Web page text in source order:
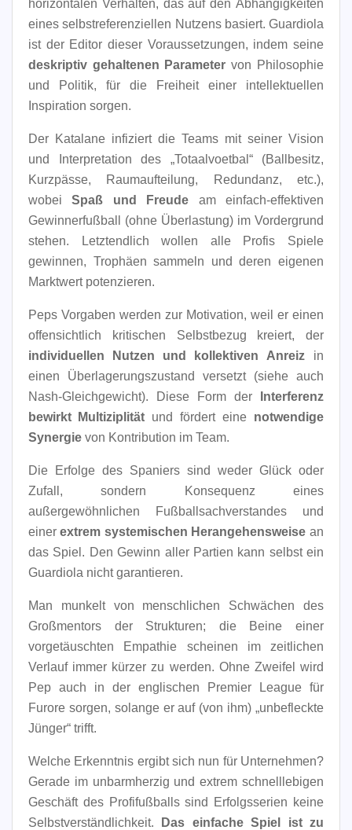
horizontalen Verhalten, das auf den Abhängigkeiten
eines selbstreferenziellen Nutzens basiert. Guardiola
ist der Editor dieser Voraussetzungen, indem seine
deskriptiv gehaltenen Parameter von Philosophie
und Politik, für die Freiheit einer intellektuellen
Inspiration sorgen.
Der Katalane infiziert die Teams mit seiner Vision
und Interpretation des „Totaalvoetbal“ (Ballbesitz,
Kurzpässe, Raumaufteilung, Redundanz, etc.),
wobei Spaß und Freude am einfach-effektiven
Gewinnerfußball (ohne Überlastung) im Vordergrund
stehen. Letztendlich wollen alle Profis Spiele
gewinnen, Trophäen sammeln und deren eigenen
Marktwert potenzieren.
Peps Vorgaben werden zur Motivation, weil er einen
offensichtlich kritischen Selbstbezug kreiert, der
individuellen Nutzen und kollektiven Anreiz in
einen Überlagerungszustand versetzt (siehe auch
Nash-Gleichgewicht). Diese Form der
Interferenz
bewirkt Multiziplität und fördert eine notwendige
Synergie von Kontribution im Team.
Die Erfolge des Spaniers sind weder Glück oder
Zufall, sondern Konsequenz eines
außergewöhnlichen Fußballsachverstandes und
einer extrem systemischen Herangehensweise an
das Spiel. Den Gewinn aller Partien kann selbst ein
Guardiola nicht garantieren.
Man munkelt von menschlichen Schwächen des
Großmentors der Strukturen; die Beine einer
vorgetäuschten Empathie scheinen im zeitlichen
Verlauf immer kürzer zu werden. Ohne Zweifel wird
Pep auch in der englischen Premier League für
Furore sorgen, solange er auf (von ihm) „unbefleckte
Jünger“ trifft.
Welche Erkenntnis ergibt sich nun für Unternehmen?
Gerade im unbarmherzig und extrem schnelllebigen
Geschäft des Profifußballs sind Erfolgsserien keine
Selbstverständlichkeit.
Das einfache Spiel ist zu